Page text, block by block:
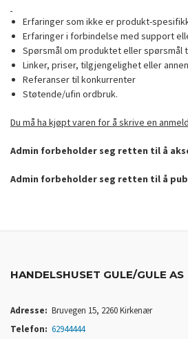
Erfaringer som ikke er produkt-
Erfaringer i forbindelse med support
Spørsmål om produktet eller spørsmål
Linker, priser, tilgjengelighet eller
Referanser til konkurrenter
Støtende/ufin ordbruk.
Du må ha kjøpt varen for å skrive en
Admin forbeholder seg retten til å
Admin forbeholder seg retten til å
HANDELSHUSET GULE/GULE AS
Adresse: Bruvegen 15, 2260 Kirkenær
Telefon: 62944444